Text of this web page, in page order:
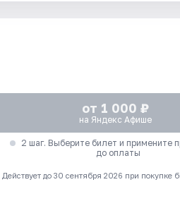
от 1 000 ₽
на Яндекс Афише
2 шаг. Выберите билет и примените
до оплаты
Действует до 30 сентября 2026 при покупке